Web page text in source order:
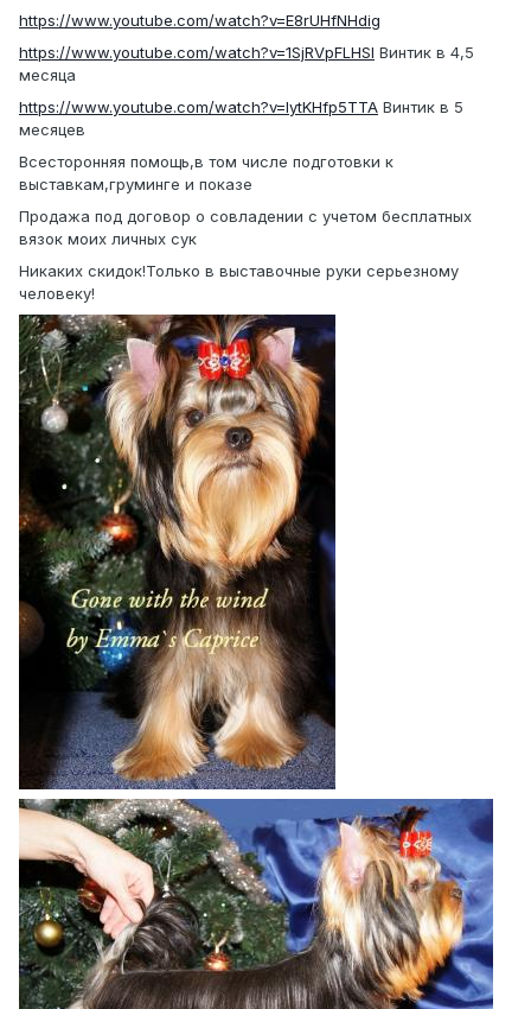
https://www.youtube.com/watch?v=E8rUHfNHdig
https://www.youtube.com/watch?v=1SjRVpFLHSI Винтик в 4,5
месяца
https://www.youtube.com/watch?v=IytKHfp5TTA Винтик в 5
месяцев
Всесторонняя помощь,в том числе подготовки к
выставкам,груминге и показе
Продажа под договор о совладении с учетом бесплатных
вязок моих личных сук
Никаких скидок!Только в выставочные руки серьезному
человеку!